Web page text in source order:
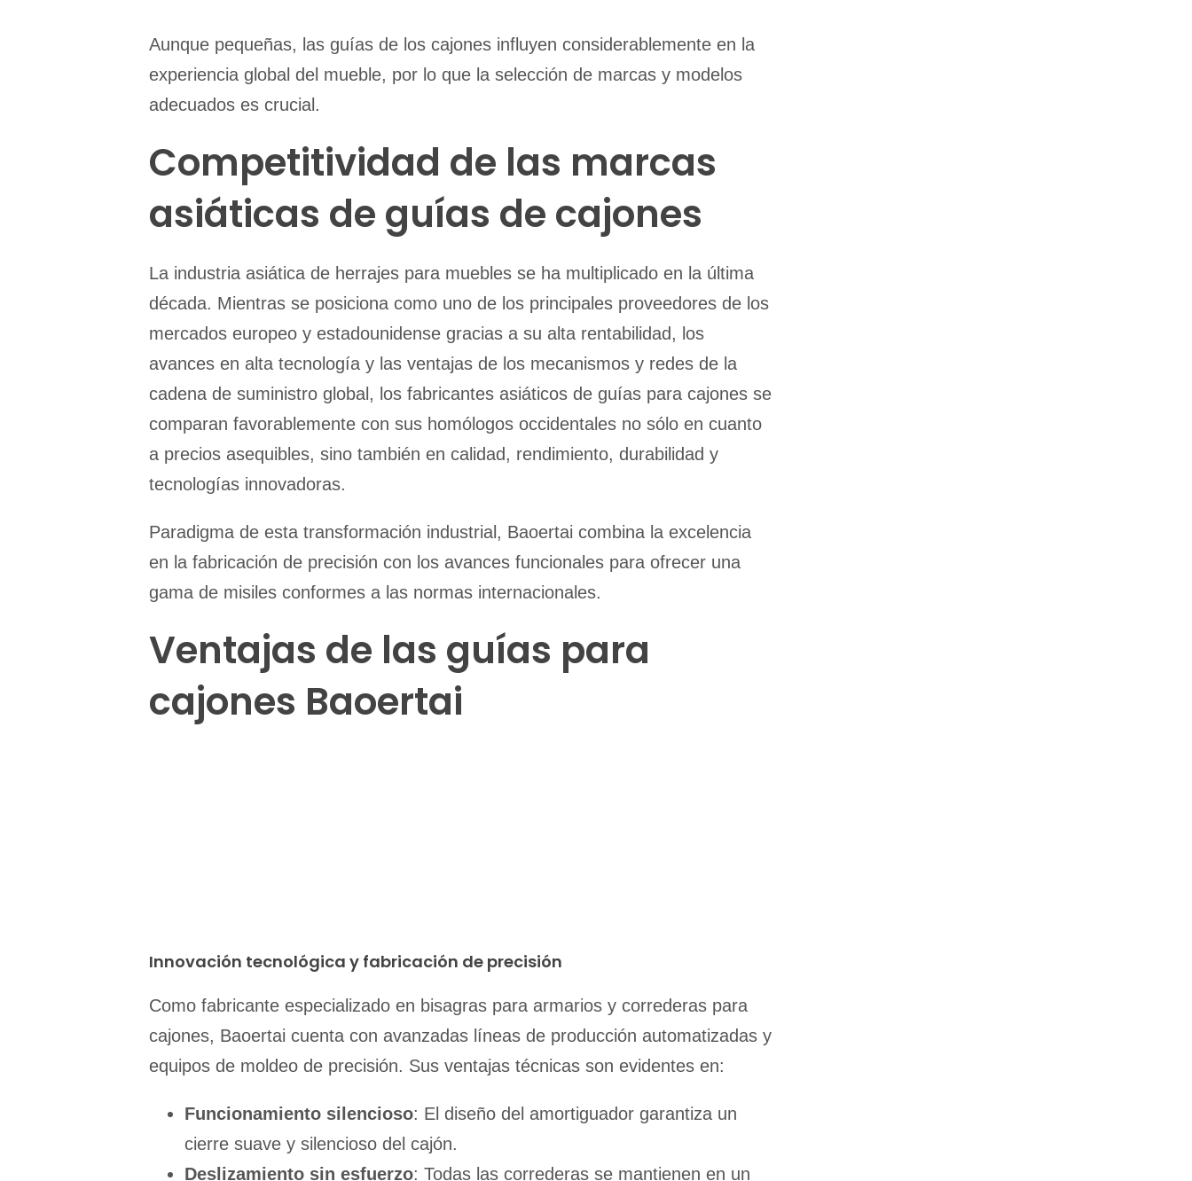
Aunque pequeñas, las guías de los cajones influyen considerablemente en la
experiencia global del mueble, por lo que la selección de marcas y modelos
adecuados es crucial.
Competitividad de las marcas
asiáticas de guías de cajones
La industria asiática de herrajes para muebles se ha multiplicado en la última
década. Mientras se posiciona como uno de los principales proveedores de los
mercados europeo y estadounidense gracias a su alta rentabilidad, los
avances en alta tecnología y las ventajas de los mecanismos y redes de la
cadena de suministro global, los fabricantes asiáticos de guías para cajones se
comparan favorablemente con sus homólogos occidentales no sólo en cuanto
a precios asequibles, sino también en calidad, rendimiento, durabilidad y
tecnologías innovadoras.
Paradigma de esta transformación industrial, Baoertai combina la excelencia
en la fabricación de precisión con los avances funcionales para ofrecer una
gama de misiles conformes a las normas internacionales.
Ventajas de las guías para
cajones Baoertai
Innovación tecnológica y fabricación de precisión
Como fabricante especializado en bisagras para armarios y correderas para
cajones, Baoertai cuenta con avanzadas líneas de producción automatizadas y
equipos de moldeo de precisión. Sus ventajas técnicas son evidentes en:
Funcionamiento silencioso: El diseño del amortiguador garantiza un
cierre suave y silencioso del cajón.
Deslizamiento sin esfuerzo: Todas las correderas se mantienen en un